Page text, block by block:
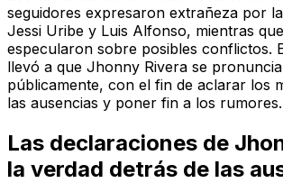
seguidores expresaron extrañeza por
Jessi Uribe y Luis Alfonso, mientras
especularon sobre posibles conflictos.
llevó a que Jhonny Rivera se
públicamente, con el fin de aclarar los
las ausencias y poner fin a los rumores.
Las declaraciones de
la verdad detrás de las